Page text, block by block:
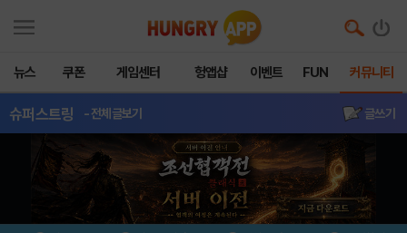
뉴스 쿠폰 게임센터 헝앱샵 이벤트 FUN 커뮤니티
슈퍼스트링 - 전체글보기 글쓰기